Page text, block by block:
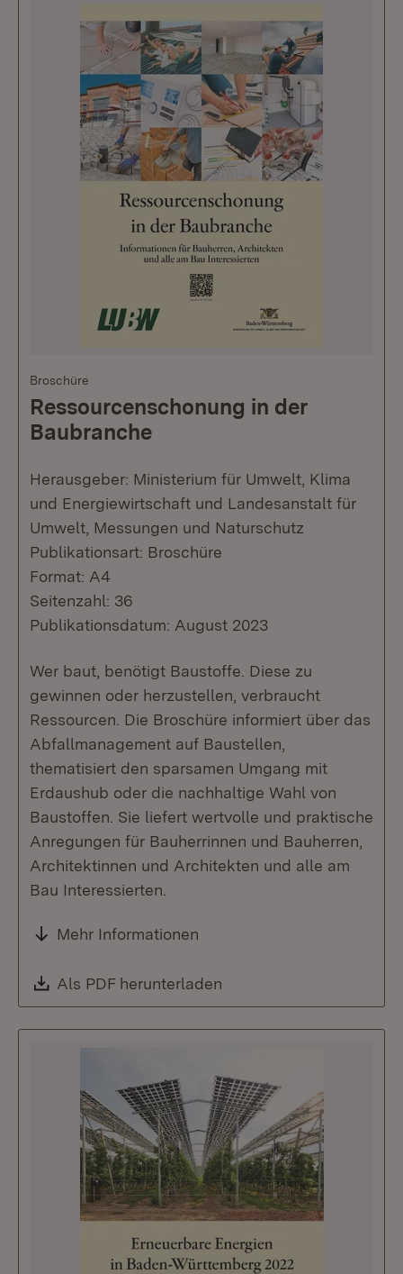
Broschüre
Ressourcenschonung in der
Baubranche
Herausgeber: Ministerium für Umwelt, Klima
und Energiewirtschaft und Landesanstalt für
Umwelt, Messungen und Naturschutz
Publikationsart: Broschüre
Format: A4
Seitenzahl: 36
Publikationsdatum: August 2023
Wer baut, benötigt Baustoffe. Diese zu
gewinnen oder herzustellen, verbraucht
Ressourcen. Die Broschüre informiert über das
Abfallmanagement auf Baustellen,
thematisiert den sparsamen Umgang mit
Erdaushub oder die nachhaltige Wahl von
Baustoffen. Sie liefert wertvolle und praktische
Anregungen für Bauherrinnen und Bauherren,
Architektinnen und Architekten und alle am
Bau Interessierten.
Mehr Informationen
Download:
Als PDF herunterladen